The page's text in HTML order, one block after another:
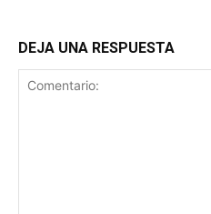
DEJA UNA RESPUESTA